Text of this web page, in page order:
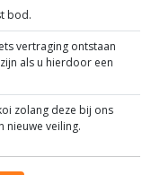
bod.
vertraging ontstaan
als u hierdoor een
zolang deze bij ons
nieuwe veiling.